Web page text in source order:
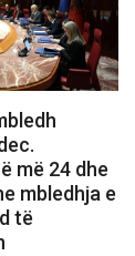
më 24 dhe
mbledhja e
të